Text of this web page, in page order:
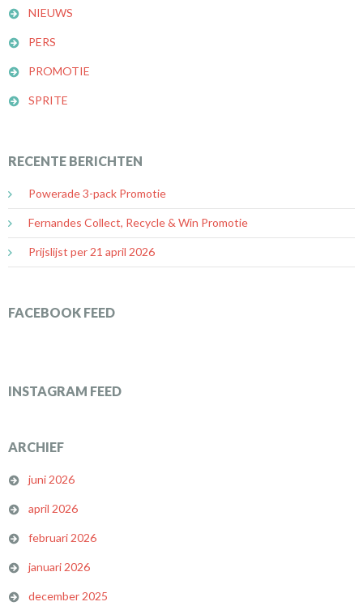
NIEUWS
PERS
PROMOTIE
SPRITE
RECENTE BERICHTEN
Powerade 3-pack Promotie
Fernandes Collect, Recycle & Win Promotie
Prijslijst per 21 april 2026
FACEBOOK FEED
INSTAGRAM FEED
ARCHIEF
juni 2026
april 2026
februari 2026
januari 2026
december 2025